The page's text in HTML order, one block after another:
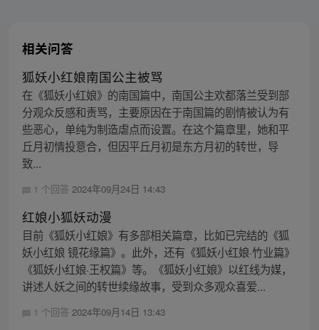
相关问答
狐妖小红娘南国公主被骂
在《狐妖小红娘》的南国篇中，南国公主欢都落兰受到部
分观众反感和责骂，主要原因在于南国篇的剧情被认为有
些恶心，单纯为制造虐点而设置。在这个篇章里，她和平
丘月初情投意合，但因平丘月初是东方月初的转世，导
致...
1 个回答 2024年09月24日 14:43
红娘小狐妖动漫
目前《狐妖小红娘》有多部相关篇章，比如已完结的《狐
妖小红娘 镜花缘篇》。此外，还有《狐妖小红娘·竹业篇》
《狐妖小红娘·王权篇》等。《狐妖小红娘》以红线为媒，
讲述人妖之间的转世续缘故事，受到众多观众喜爱...
1 个回答 2024年09月14日 13:43